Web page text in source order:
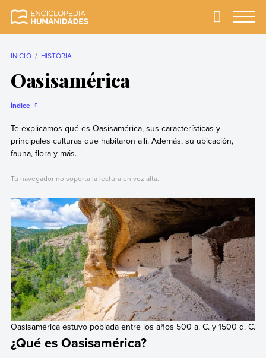
completa y más
Primary
INICIO HISTORIA
Oasisamérica
Índice
Te explicamos qué es Oasisamérica, sus características y
principales culturas que habitaron allí. Además, su ubicación,
fauna, flora y más.
Tu navegador no soporta la lectura en voz alta.
Oasisamérica estuvo poblada entre los años 500 a. C. y 1500 d. C.
¿Qué es Oasisamérica?